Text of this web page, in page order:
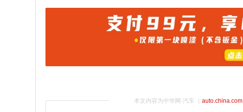
本文内容为中华网·汽车（ auto.china.com